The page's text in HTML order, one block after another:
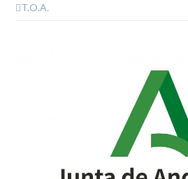
T.O.A.